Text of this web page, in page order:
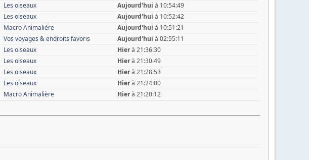
Les oiseaux Aujourd'hui à 10:54:49
Les oiseaux Aujourd'hui à 10:52:42
Macro Animalière Aujourd'hui à 10:51:21
Vos voyages & endroits favoris Aujourd'hui à 02:55:11
Les oiseaux Hierà 21:36:30
Les oiseaux Hierà 21:30:49
Les oiseaux Hierà 21:28:53
Les oiseaux Hierà 21:24:00
Macro Animalière Hierà 21:20:12